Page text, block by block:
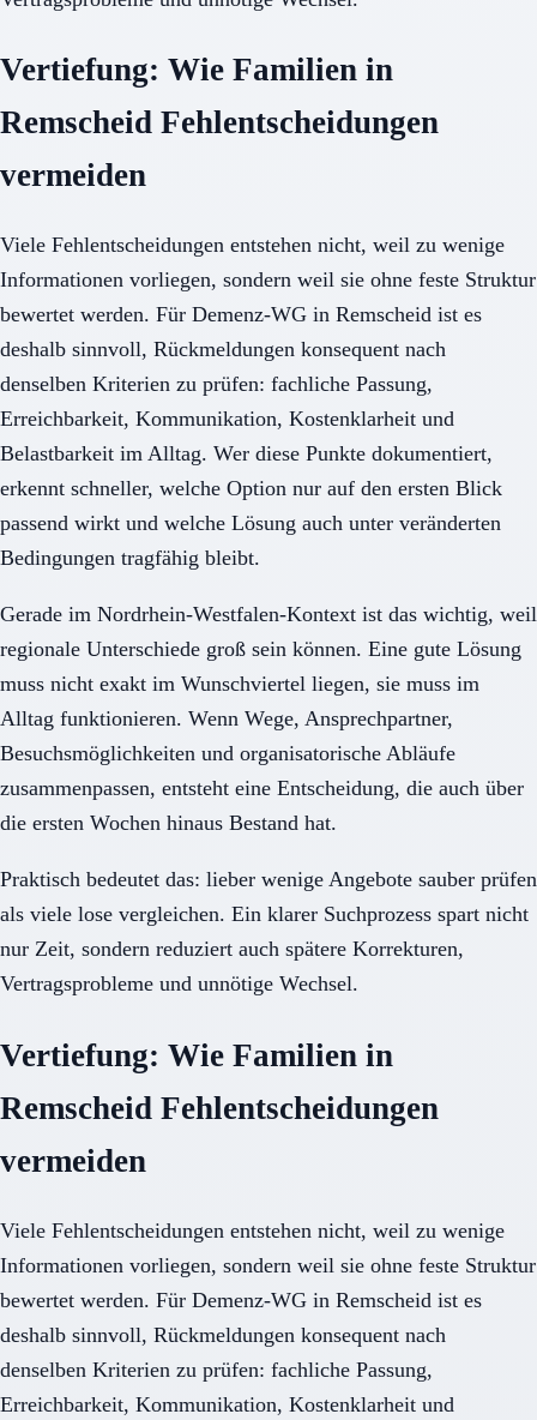
Vertiefung: Wie Familien in
Remscheid Fehlentscheidungen
vermeiden
Viele Fehlentscheidungen entstehen nicht, weil zu wenige
Informationen vorliegen, sondern weil sie ohne feste Struktur
bewertet werden. Für Demenz-WG in Remscheid ist es
deshalb sinnvoll, Rückmeldungen konsequent nach
denselben Kriterien zu prüfen: fachliche Passung,
Erreichbarkeit, Kommunikation, Kostenklarheit und
Belastbarkeit im Alltag. Wer diese Punkte dokumentiert,
erkennt schneller, welche Option nur auf den ersten Blick
passend wirkt und welche Lösung auch unter veränderten
Bedingungen tragfähig bleibt.
Gerade im Nordrhein-Westfalen-Kontext ist das wichtig, weil
regionale Unterschiede groß sein können. Eine gute Lösung
muss nicht exakt im Wunschviertel liegen, sie muss im
Alltag funktionieren. Wenn Wege, Ansprechpartner,
Besuchsmöglichkeiten und organisatorische Abläufe
zusammenpassen, entsteht eine Entscheidung, die auch über
die ersten Wochen hinaus Bestand hat.
Praktisch bedeutet das: lieber wenige Angebote sauber prüfen
als viele lose vergleichen. Ein klarer Suchprozess spart nicht
nur Zeit, sondern reduziert auch spätere Korrekturen,
Vertragsprobleme und unnötige Wechsel.
Vertiefung: Wie Familien in
Remscheid Fehlentscheidungen
vermeiden
Viele Fehlentscheidungen entstehen nicht, weil zu wenige
Informationen vorliegen, sondern weil sie ohne feste Struktur
bewertet werden. Für Demenz-WG in Remscheid ist es
deshalb sinnvoll, Rückmeldungen konsequent nach
denselben Kriterien zu prüfen: fachliche Passung,
Erreichbarkeit, Kommunikation, Kostenklarheit und